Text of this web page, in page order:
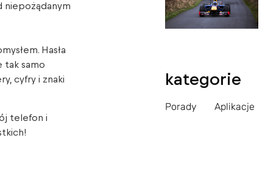
niepożądanym
Hasła
tak samo
cyfry i znaki
telefon i
kategorie
Porady Aplikacje